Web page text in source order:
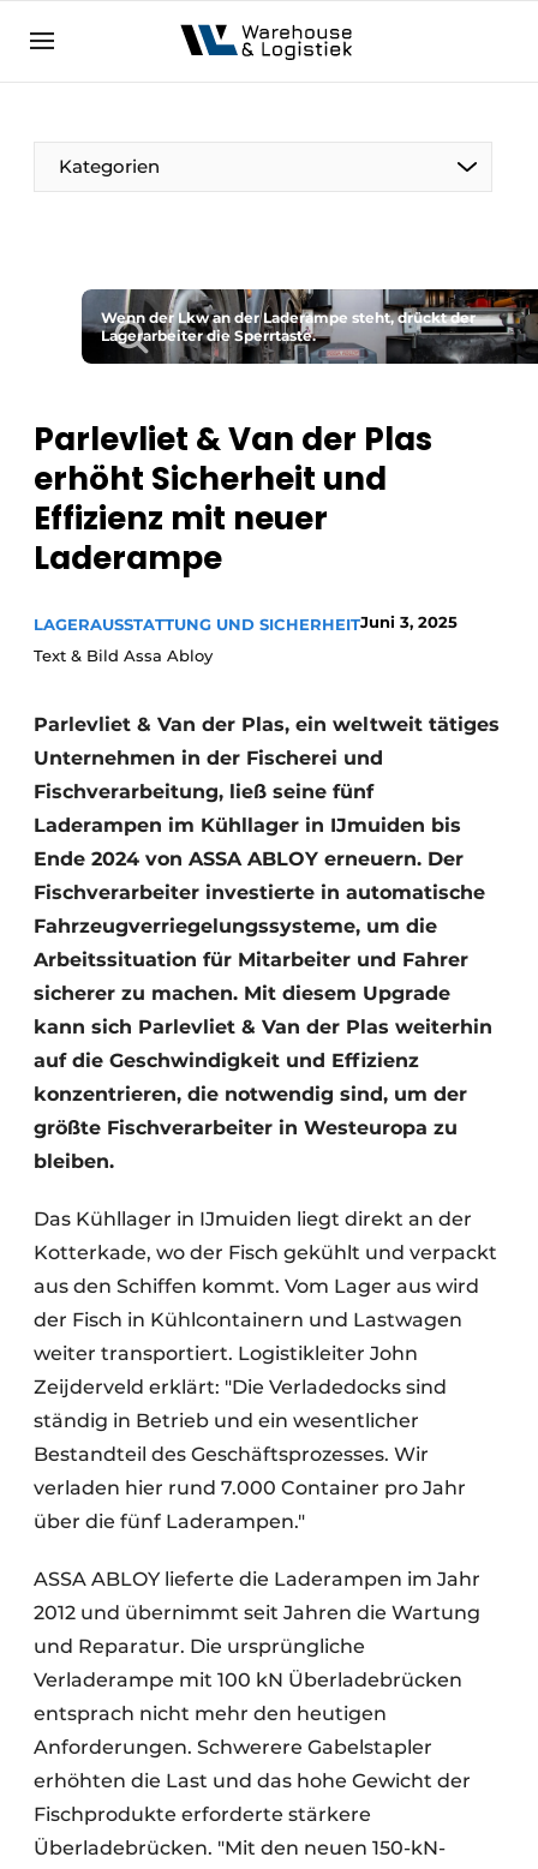
NL EN
Kategorien
Wenn der Lkw an der Laderampe steht, drückt der
Lagerarbeiter die Sperrtaste.
Parlevliet & Van der Plas
erhöht Sicherheit und
Effizienz mit neuer
Laderampe
LAGERAUSSTATTUNG UND SICHERHEITJuni 3, 2025
Text & Bild Assa Abloy
Parlevliet & Van der Plas, ein weltweit tätiges
Unternehmen in der Fischerei und
Fischverarbeitung, ließ seine fünf
Laderampen im Kühllager in IJmuiden bis
Ende 2024 von ASSA ABLOY erneuern. Der
Fischverarbeiter investierte in automatische
Fahrzeugverriegelungssysteme, um die
Arbeitssituation für Mitarbeiter und Fahrer
sicherer zu machen. Mit diesem Upgrade
kann sich Parlevliet & Van der Plas weiterhin
auf die Geschwindigkeit und Effizienz
konzentrieren, die notwendig sind, um der
größte Fischverarbeiter in Westeuropa zu
bleiben.
Das Kühllager in IJmuiden liegt direkt an der
Kotterkade, wo der Fisch gekühlt und verpackt
aus den Schiffen kommt. Vom Lager aus wird
der Fisch in Kühlcontainern und Lastwagen
weiter transportiert. Logistikleiter John
Zeijderveld erklärt: "Die Verladedocks sind
ständig in Betrieb und ein wesentlicher
Bestandteil des Geschäftsprozesses. Wir
verladen hier rund 7.000 Container pro Jahr
über die fünf Laderampen."
ASSA ABLOY lieferte die Laderampen im Jahr
2012 und übernimmt seit Jahren die Wartung
und Reparatur. Die ursprüngliche
Verladerampe mit 100 kN Überladebrücken
entsprach nicht mehr den heutigen
Anforderungen. Schwerere Gabelstapler
erhöhten die Last und das hohe Gewicht der
Fischprodukte erforderte stärkere
Überladebrücken. "Mit den neuen 150-kN-